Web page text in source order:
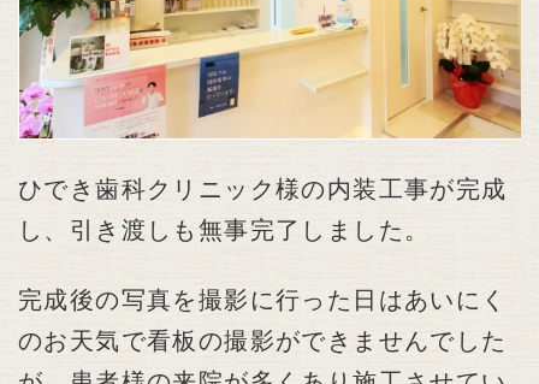
ひでき歯科クリニック様の内装工事が完成
し、引き渡しも無事完了しました。
完成後の写真を撮影に行った日はあいにく
のお天気で看板の撮影ができませんでした